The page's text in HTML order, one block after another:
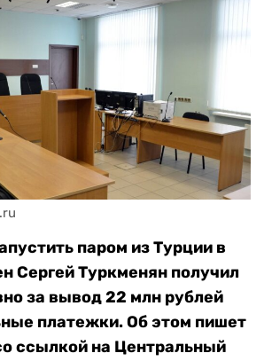
паром из Турции в
Сергей Туркменян получил
за вывод 22 млн рублей
платежки. Об этом пишет
ссылкой на Центральный